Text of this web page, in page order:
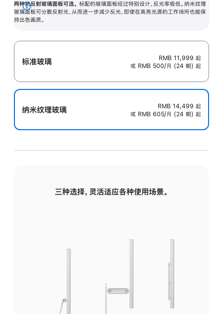
两种抗反射玻璃面板可选。 标配的玻璃面板经过特别设计，反光率极低。纳米纹理
玻璃面板可分散反射光，从而进一步减少反光，即使在高亮光源的工作场所也能保
持出色画质。
展
开
标准玻璃 RMB 11,999 起
或 RMB 500/月 (24 期) 起
纳米纹理玻璃 RMB 14,499 起
或 RMB 605/月 (24 期) 起
三种选择，灵活适应各种使用场景。